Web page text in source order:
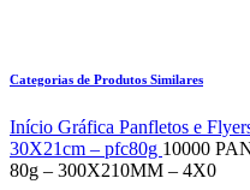
Categorias de Produtos Similares
Início Gráfica Panfletos e
30X21cm – pfc80g 10000
80g – 300X210MM – 4X0